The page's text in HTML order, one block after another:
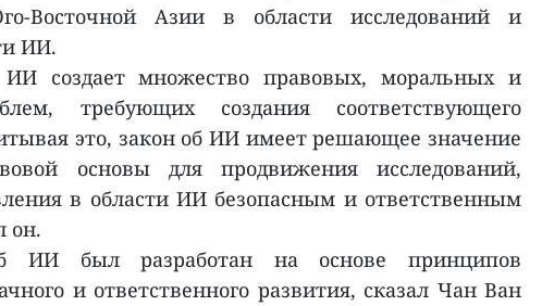
Восточной Азии в области исследований и
ИИ.
ИИ создает множество правовых, моральных и
требующих создания соответствующего
это, закон об ИИ имеет решающее значение
основы для продвижения исследований,
в области ИИ безопасным и ответственным
он.
ИИ был разработан на основе принципов
и ответственного развития, сказал Чан Ван